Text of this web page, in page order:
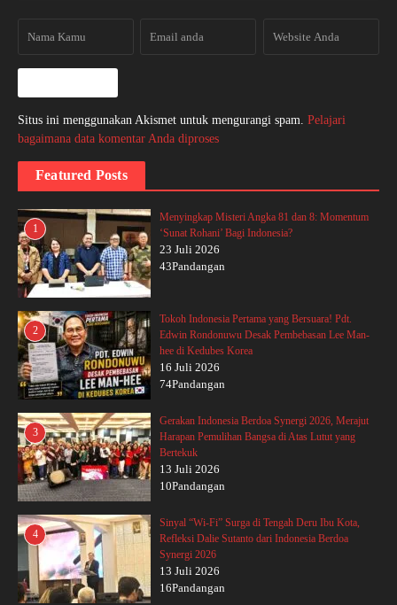
Situs ini menggunakan Akismet untuk mengurangi spam. Pelajari
bagaimana data komentar Anda diproses
Featured Posts
1
Menyingkap Misteri Angka 81 dan 8: Momentum
‘Sunat Rohani’ Bagi Indonesia?
23 Juli 2026
43Pandangan
2
Tokoh Indonesia Pertama yang Bersuara! Pdt.
Edwin Rondonuwu Desak Pembebasan Lee Man-
hee di Kedubes Korea
16 Juli 2026
74Pandangan
3
Gerakan Indonesia Berdoa Synergi 2026, Merajut
Harapan Pemulihan Bangsa di Atas Lutut yang
Bertekuk
13 Juli 2026
10Pandangan
4
Sinyal “Wi-Fi” Surga di Tengah Deru Ibu Kota,
Refleksi Dalie Sutanto dari Indonesia Berdoa
Synergi 2026
13 Juli 2026
16Pandangan